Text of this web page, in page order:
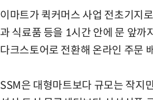
이마트가 퀵커머스 사업 전초기지
과 식료품 등을 1시간 안에 문 앞까
다크스토어로 전환해 온라인 주문
SSM은 대형마트보다 규모는 작지